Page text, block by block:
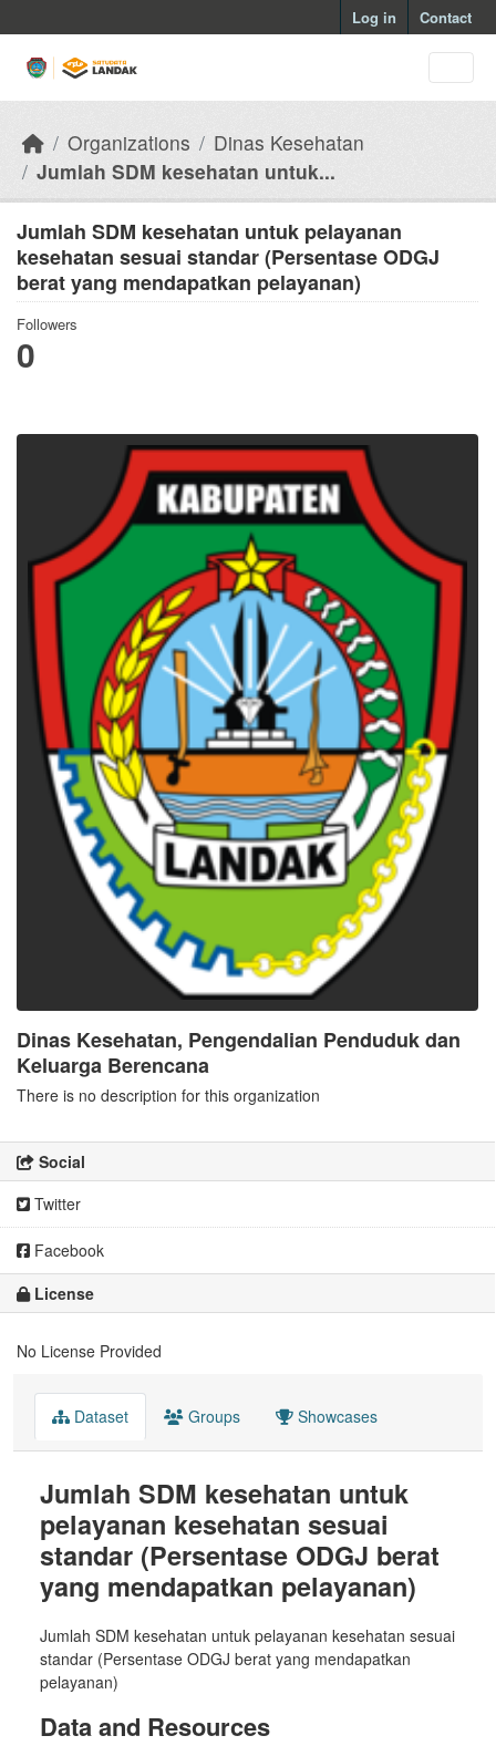
Log in Contact
Organizations
Dinas Kesehatan
Jumlah SDM kesehatan untuk...
Jumlah SDM kesehatan untuk pelayanan
kesehatan sesuai standar (Persentase ODGJ
berat yang mendapatkan pelayanan)
Followers
0
Dinas Kesehatan, Pengendalian Penduduk dan
Keluarga Berencana
There is no description for this organization
Social
Twitter
Facebook
License
No License Provided
Dataset Groups Showcases
Jumlah SDM kesehatan untuk
pelayanan kesehatan sesuai
standar (Persentase ODGJ berat
yang mendapatkan pelayanan)
Jumlah SDM kesehatan untuk pelayanan kesehatan sesuai
standar (Persentase ODGJ berat yang mendapatkan
pelayanan)
Data and Resources